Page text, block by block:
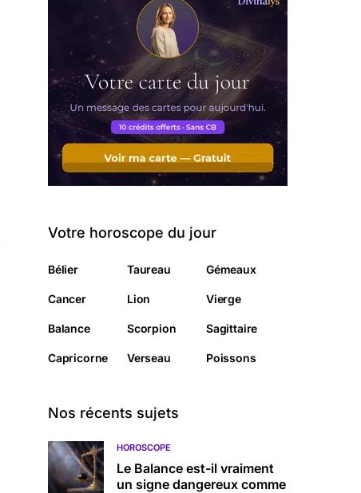
Votre horoscope du jour
Bélier Taureau Gémeaux
Cancer Lion Vierge
Balance Scorpion Sagittaire
Capricorne Verseau Poissons
Nos récents sujets
HOROSCOPE
Le Balance est-il vraiment
un signe dangereux comme